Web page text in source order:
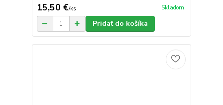
15,50 €/ks Skladom
Pridať do košíka